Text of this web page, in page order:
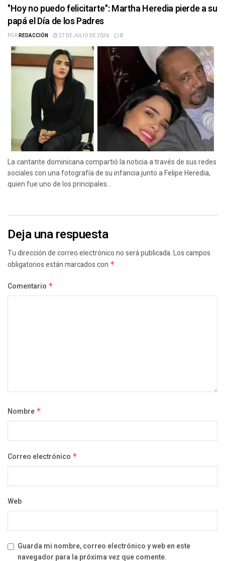
"Hoy no puedo felicitarte": Martha Heredia pierde a su
papá el Día de los Padres
PORREDACCIÓN 27 DE JULIO DE 2026 0
La cantante dominicana compartió la noticia a través de sus redes
sociales con una fotografía de su infancia junto a Felipe Heredia,
quien fue uno de los principales...
Deja una respuesta
Tu dirección de correo electrónico no será publicada.Los campos
obligatorios están marcados con *
Comentario *
Nombre *
Correo electrónico *
Web
Guarda mi nombre, correo electrónico y web en este
navegador para la próxima vez que comente.